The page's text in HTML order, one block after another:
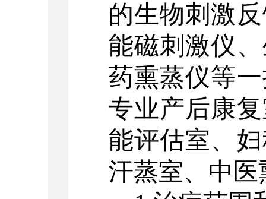
的生物刺激
能磁刺激仪
药熏蒸仪等
专业产后康
能评估室、
汗蒸室、中医